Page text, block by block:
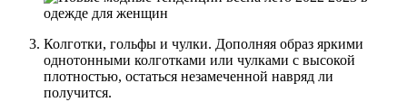
Колготки, гольфы и чулки. Дополняя образ яркими
однотонными колготками или чулками с высокой
плотностью, остаться незамеченной навряд ли
получится.